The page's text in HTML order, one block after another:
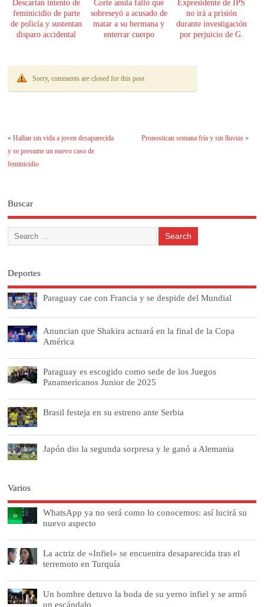
Descartan intento de
feminicidio de parte
de policía y sustentan
disparo accidental
Corte anula fallo que
sobreseyó a acusado de
matar a su hermana y
enterrar cuerpo
Expresidente de IPS
no irá a prisión
durante investigación
por perjuicio de G.
Sorry, comments are closed for this post
«Hallan sin vida a joven desaparecida
y se presume un nuevo caso de
feminicidio
Pronostican semana fría y sin lluvias»
Buscar
Deportes
Paraguay cae con Francia y se despide del Mundial
Anuncian que Shakira actuará en la final de la Copa
América
Paraguay es escogido como sede de los Juegos
Panamericanos Junior de 2025
Brasil festeja en su estreno ante Serbia
Japón dio la segunda sorpresa y le ganó a Alemania
Varios
WhatsApp ya no será como lo conocemos: así lucirá su
nuevo aspecto
La actriz de «Infiel» se encuentra desaparecida tras el
terremoto en Turquía
Un hombre detuvo la boda de su yerno infiel y se armó
un escándalo